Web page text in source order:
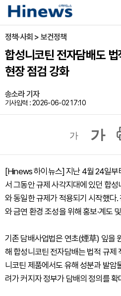
정책·사회 > 보건정책
합성니코틴 전자담배도
현장 점검 강화
송소라 기자
기사입력 : 2026-06-02 17:10
가 가
[Hinews 하이뉴스] 지난 4월 24일부
서 그동안 규제 사각지대에 있던 합
와 동일한 규제가 적용되기 시작했다
와 금연 환경 조성을 위해 홍보·계도
기존 담배사업법은 연초(煙草) 잎을
해 합성니코틴 전자담배는 법적 규제
니코틴 제품에서도 유해 성분과 발암
려가 커지자 정부가 담배의 정의를